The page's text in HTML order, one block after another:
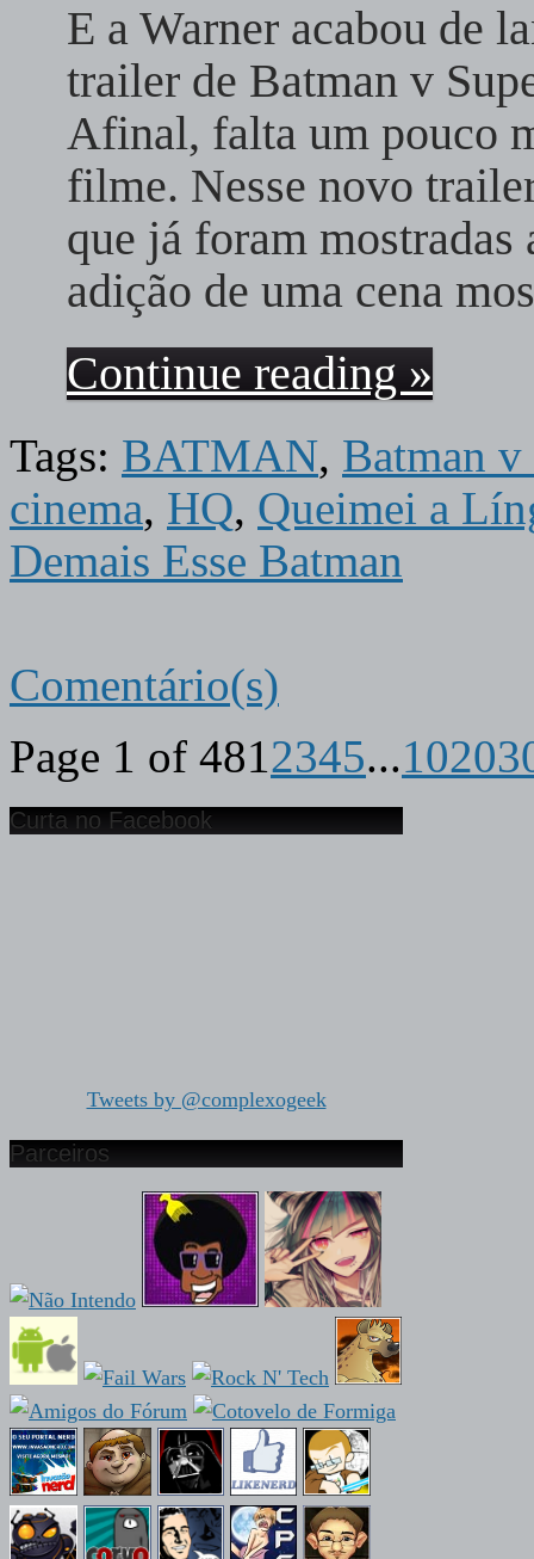
E a Warner acabou de
trailer de Batman v
Afinal, falta um pouco
filme. Nesse novo
que já foram mostradas
adição de uma cena
Continue reading »
Tags: BATMAN, Batman
cinema, HQ, Queimei a
Demais Esse Batman
Comentário(s)
Page 1 of 4812345...1020
Curta no Facebook
Tweets by @complexogeek
Parceiros